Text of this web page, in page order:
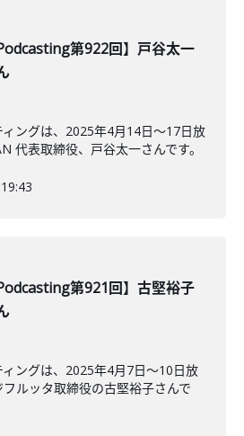
Podcasting第922回】戸谷太一
ングは、2025年4月14日～17日放
代表取締役、戸谷太一さんです。
Podcasting第921回】古堅裕子
ングは、2025年4月7日～10日放
ルッタ取締役の古堅裕子さんで